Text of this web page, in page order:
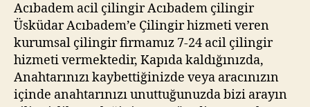
Acıbadem acil çilingir Acıbadem çilingir
Üsküdar Acıbadem’e Çilingir hizmeti veren
kurumsal çilingir firmamız 7-24 acil çilingir
hizmeti vermektedir, Kapıda kaldığınızda,
Anahtarınızı kaybettiğinizde veya aracınızın
içinde anahtarınızı unuttuğunuzda bizi arayın